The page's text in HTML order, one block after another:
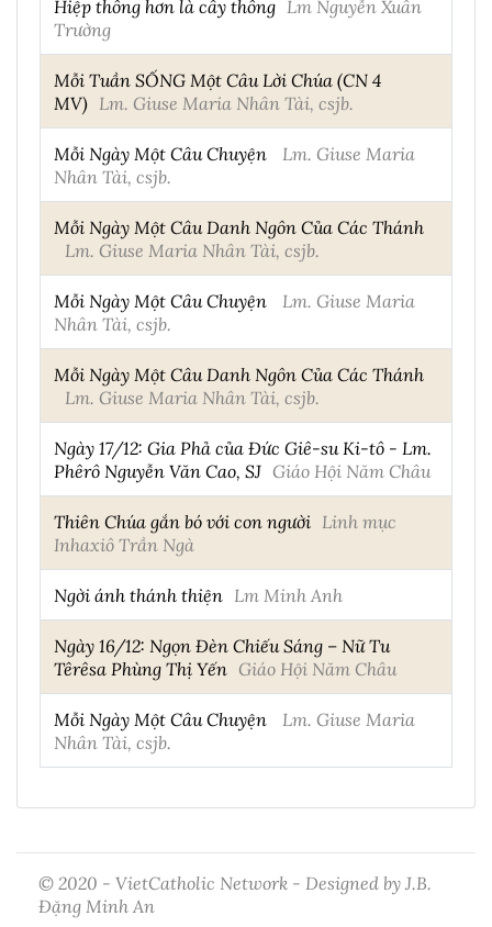
Hiệp thông hơn là cây thông Lm Nguyễn Xuân
Trường
Mỗi Tuần SỐNG Một Câu Lời Chúa (CN 4
MV) Lm. Giuse Maria Nhân Tài, csjb.
Mỗi Ngày Một Câu Chuyện
Lm. Giuse Maria
Nhân Tài, csjb.
Mỗi Ngày Một Câu Danh Ngôn Của Các Thánh
Lm. Giuse Maria Nhân Tài, csjb.
Mỗi Ngày Một Câu Chuyện
Lm. Giuse Maria
Nhân Tài, csjb.
Mỗi Ngày Một Câu Danh Ngôn Của Các Thánh
Lm. Giuse Maria Nhân Tài, csjb.
Ngày 17/12: Gia Phả của Đức Giê-su Ki-tô - Lm.
Phêrô Nguyễn Văn Cao, SJ Giáo Hội Năm Châu
Thiên Chúa gắn bó với con người Linh mục
Inhaxiô Trần Ngà
Ngời ánh thánh thiện Lm Minh Anh
Ngày 16/12: Ngọn Đèn Chiếu Sáng – Nữ Tu
Têrêsa Phùng Thị Yến Giáo Hội Năm Châu
Mỗi Ngày Một Câu Chuyện
Lm. Giuse Maria
Nhân Tài, csjb.
© 2020 - VietCatholic Network - Designed by J.B.
Đặng Minh An